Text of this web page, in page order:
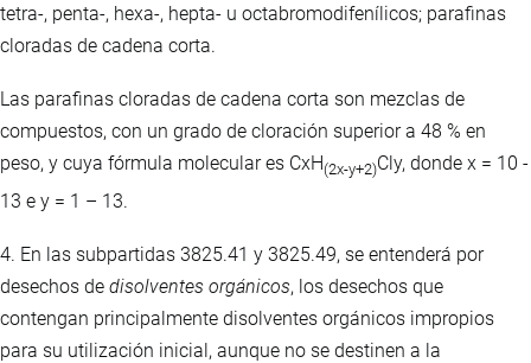
tetra-, penta-, hexa-, hepta- u octabromodifenílicos; parafinas
cloradas de cadena corta.
Las parafinas cloradas de cadena corta son mezclas de
compuestos, con un grado de cloración superior a 48 % en
peso, y cuya fórmula molecular es CxH(2x-y+2)Cly, donde x = 10 -
13 e y = 1 – 13.
4. En las subpartidas 3825.41 y 3825.49, se entenderá por
desechos de disolventes orgánicos, los desechos que
contengan principalmente disolventes orgánicos impropios
para su utilización inicial, aunque no se destinen a la